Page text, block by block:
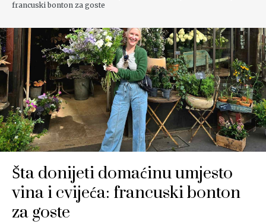
francuski bonton za goste
Šta donijeti domaćinu umjesto
vina i cvijeća: francuski bonton
za goste